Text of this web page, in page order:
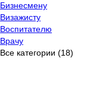
Бизнесмену
Визажисту
Воспитателю
Врачу
Все категории (18)